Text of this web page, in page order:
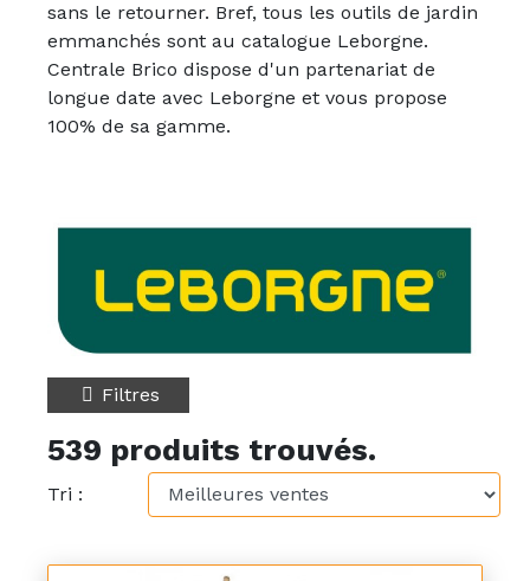
sans le retourner. Bref, tous les outils de jardin
emmanchés sont au catalogue Leborgne.
Centrale Brico dispose d'un partenariat de
longue date avec Leborgne et vous propose
100% de sa gamme.
Filtres
539 produits trouvés.
Tri :